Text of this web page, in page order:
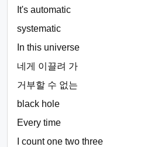
It's automatic
systematic
In this universe
네게 이끌려 가
거부할 수 없는
black hole
Every time
I count one two three